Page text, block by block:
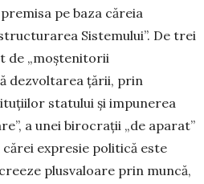
pe baza căreia
Sistemului”. De trei
de „moștenitorii
dez­voltarea țării, prin
statului și impunerea
a unei biro­crații „de aparat”
expresie politică este
plusvaloare prin muncă,